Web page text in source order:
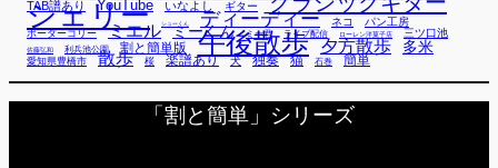
TAB譜あり YouTube いなよし ギター
シェリー シューくん ディーディー ネコ パン工房
ボーダーコリー ミエル ミーくん ミー君 ライブ配信 ローレン洋菓子店 三ツ口池
佐藤弘和 利兵池公園 割と簡単版 午後散歩 夕方散歩 多米
愛知県豊橋市 散歩 桜 楽譜あり 犬 独奏 猫 石巻 簡単
「割と簡単」シリーズ